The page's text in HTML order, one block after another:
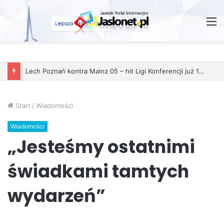
Start / Wiadomości
Wiadomości
„Jesteśmy ostatnimi
świadkami tamtych
wydarzeń”